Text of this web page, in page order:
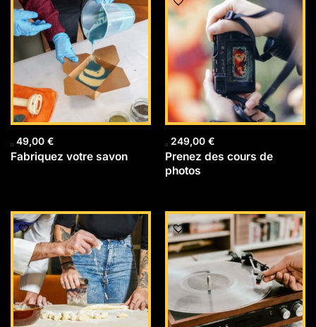
49,00 €
Fabriquez votre savon
249,00 €
Prenez des cours de
photos